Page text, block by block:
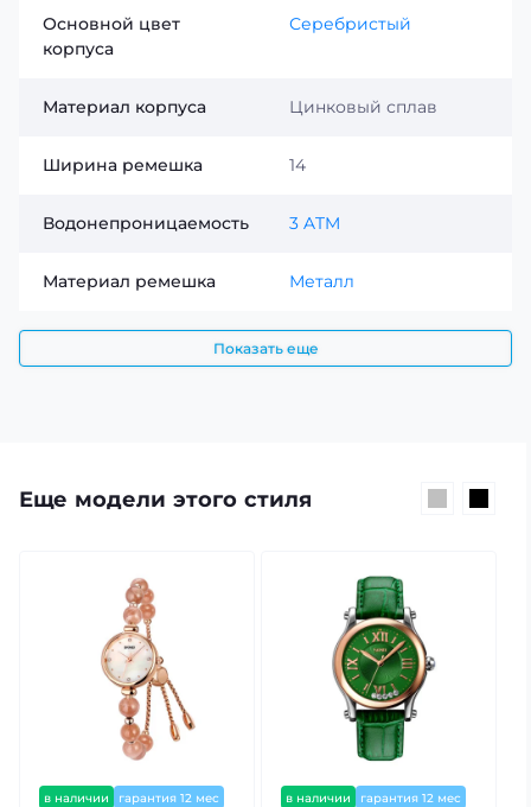
Основной цвет
корпуса
Серебристый
Материал корпуса Цинковый сплав
Ширина ремешка 14
Водонепроницаемость 3 ATM
Материал ремешка Металл
Показать еще
Еще модели этого стиля
в наличии гарантия 12 мес в наличии гарантия 12 мес